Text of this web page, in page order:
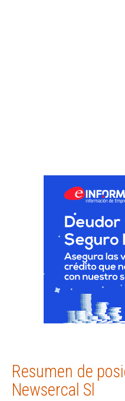
Resumen de
Newsercal Sl